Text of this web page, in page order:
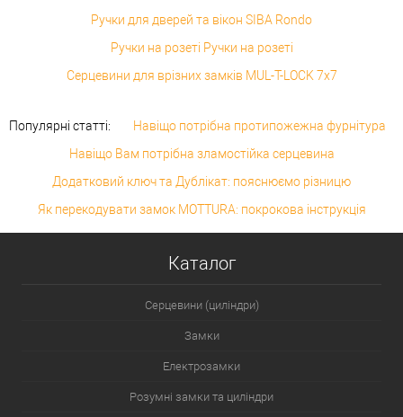
Ручки для дверей та вікон SIBA Rondo
Ручки на розеті Ручки на розеті
Серцевини для врізних замків MUL-T-LOCK 7x7
Популярні статті:
Навіщо потрібна протипожежна фурнітура
Навіщо Вам потрібна зламостійка серцевина
Додатковий ключ та Дублікат: пояснюємо різницю
Як перекодувати замок MOTTURA: покрокова інструкція
Каталог
Серцевини (циліндри)
Замки
Електрозамки
Розумні замки та циліндри